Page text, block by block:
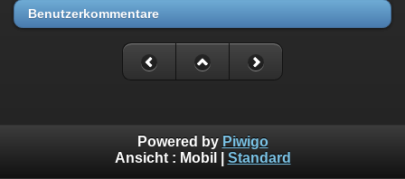
Benutzerkommentare
Powered by Piwigo
Ansicht : Mobil Standard